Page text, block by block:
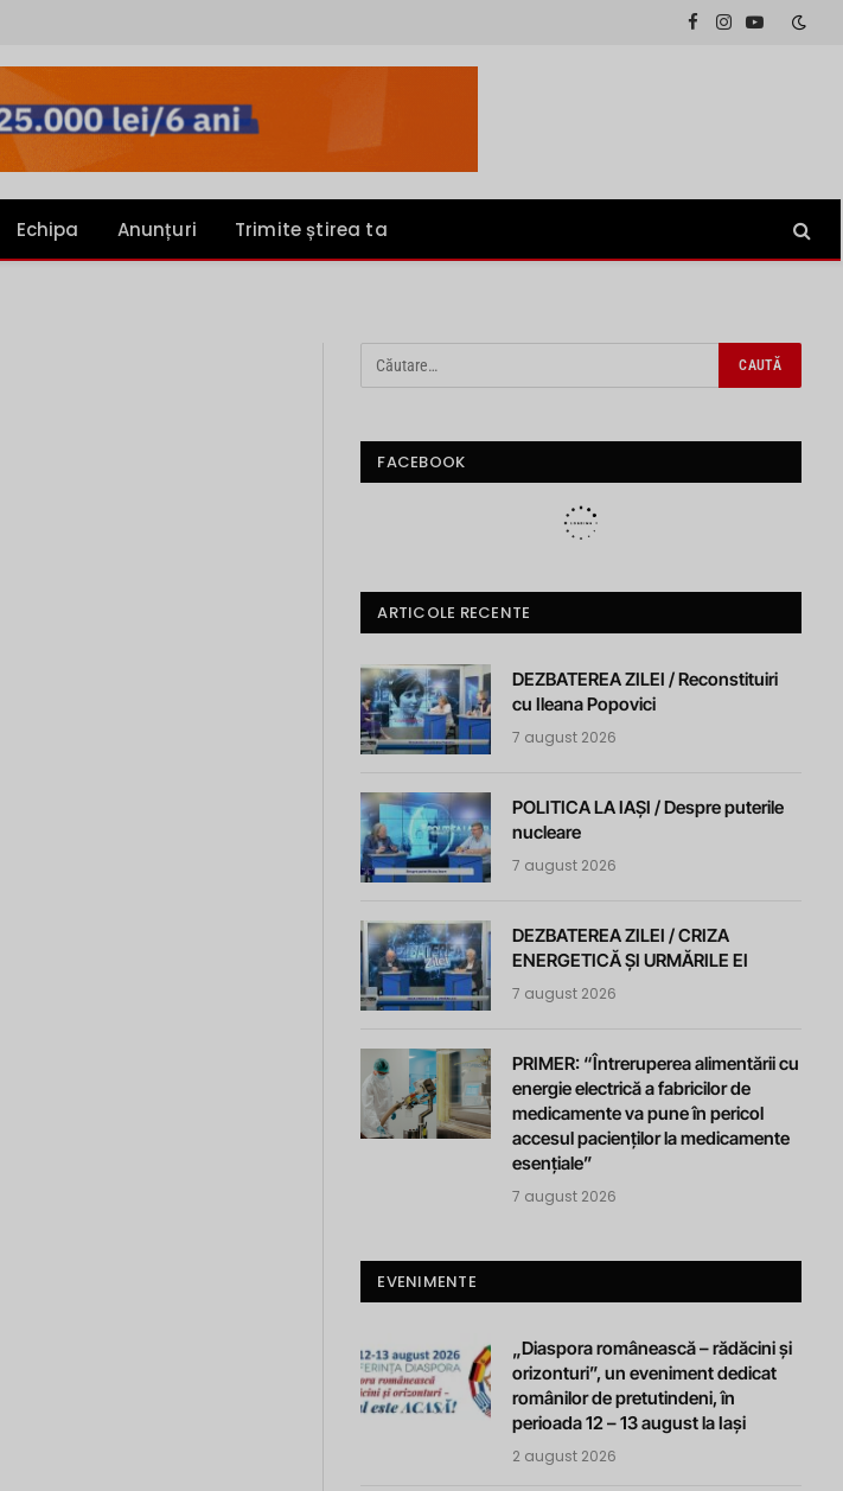
Facebook
InstagramYouTube
Echipa Anunțuri Trimite știrea ta
FACEBOOK
ARTICOLE RECENTE
DEZBATEREA ZILEI / Reconstituiri
cu Ileana Popovici
7 august 2026
POLITICA LA IAȘI / Despre puterile
nucleare
7 august 2026
DEZBATEREA ZILEI / CRIZA
ENERGETICĂ ȘI URMĂRILE EI
7 august 2026
PRIMER: “Întreruperea alimentării cu
energie electrică a fabricilor de
medicamente va pune în pericol
accesul pacienților la medicamente
esențiale”
7 august 2026
EVENIMENTE
„Diaspora românească – rădăcini și
orizonturi”, un eveniment dedicat
românilor de pretutindeni, în
perioada 12 – 13 august la Iași
2 august 2026